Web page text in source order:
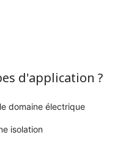
d'application ?
domaine électrique
isolation